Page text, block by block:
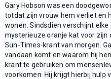
Gary Hobson was een
totdat zijn vrouw hem verliet en
wonen. Sindsdien verschijnt
mysterieuze oranje kat voor zijn
Sun-Times-krant van morgen.
vandaan komt en waarom hij
krant te gebruiken om
voorkomen. Hij krijgt hierbij hulp